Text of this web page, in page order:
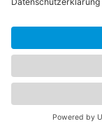
In unserem
Sie nicht nur